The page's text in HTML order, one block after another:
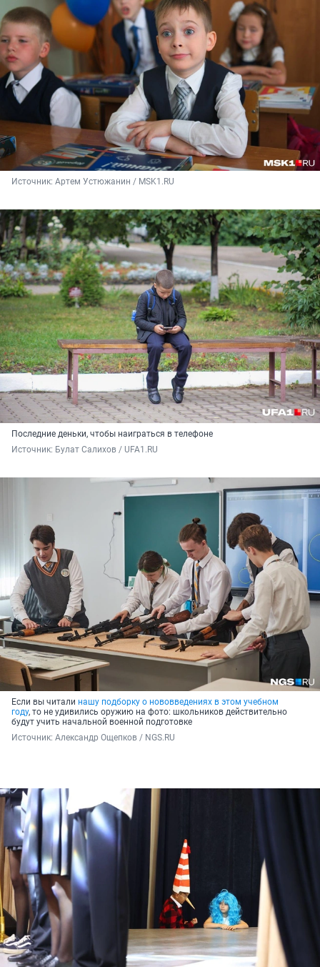
Источник: Артем Устюжанин / MSK1.RU
Последние деньки, чтобы наиграться в телефоне
Источник: Булат Салихов / UFA1.RU
Если вы читали нашу подборку о нововведениях в этом учебном
году, то не удивились оружию на фото: школьников действительно
будут учить начальной военной подготовке
Источник: Александр Ощепков / NGS.RU